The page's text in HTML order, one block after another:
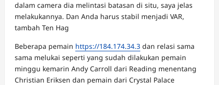
dalam camera dia melintasi batasan di situ, saya jelas
melakukannya. Dan Anda harus stabil menjadi VAR,
tambah Ten Hag
Beberapa pemain https://184.174.34.3 dan relasi sama
sama melukai seperti yang sudah dilakukan pemain
minggu kemarin Andy Carroll dari Reading menentang
Christian Eriksen dan pemain dari Crystal Palace